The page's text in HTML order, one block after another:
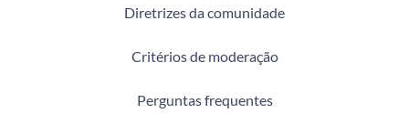
Diretrizes da comunidade
Critérios de moderação
Perguntas frequentes